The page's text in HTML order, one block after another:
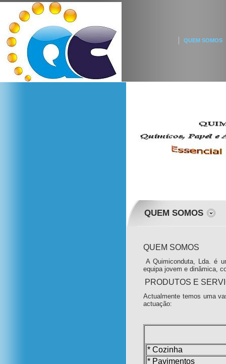
QUEM SOMOS
QUEM SOMOS
QUEM SOMOS
A Quimiconduta, Lda. é
equipa jovem e dinâmica,
PRODUTOS E
Actualmente temos uma
actuação:
* Cozinha
* Pavimentos